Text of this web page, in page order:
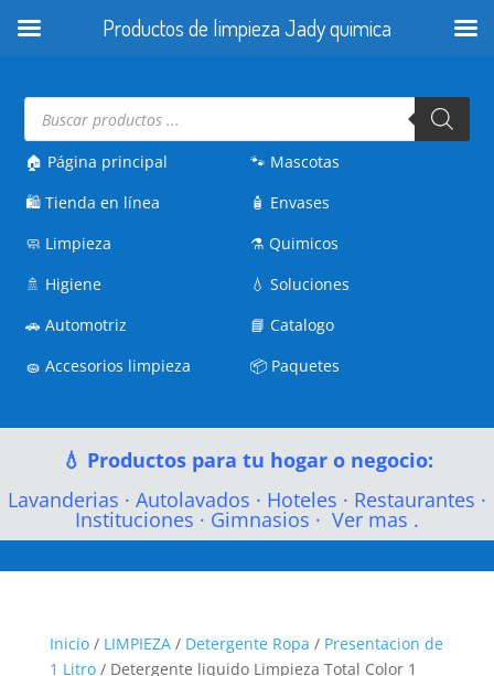
Búsqueda
productos
🏠 Página principal
🛍️Tienda en línea
🧼 Limpieza
🚿 Higiene
🚗Automotriz
🧽Accesorios limpieza
🐾 Mascotas
🧴 Envases
⚗️Quimicos
💧Soluciones
📘Catalogo
📦 Paquetes
💧 Productos para tu hogar o negocio:
Lavanderias · Autolavados · Hoteles · Restaurantes ·
Instituciones · Gimnasios · Ver mas .
Inicio/ LIMPIEZA/ Detergente Ropa / Presentacion de
1 Litro/ Detergente liquido Limpieza Total Color 1
Productos de limpieza Jady quimica